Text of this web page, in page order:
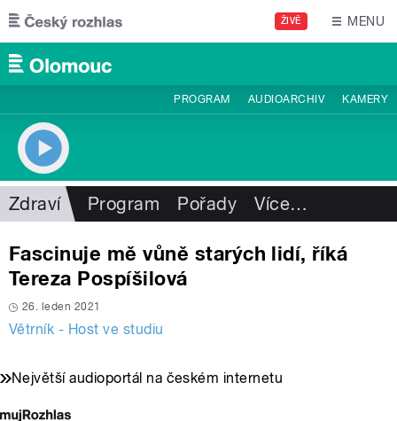
Přejít k hlavnímu obsahu
ŽIVĚ MENU
PROGRAM AUDIOARCHIV KAMERY
Zdraví Program Pořady Více…
Fascinuje mě vůně starých lidí, říká
Tereza Pospíšilová
26. leden 2021
Větrník - Host ve studiu
Největší audioportál na českém internetu